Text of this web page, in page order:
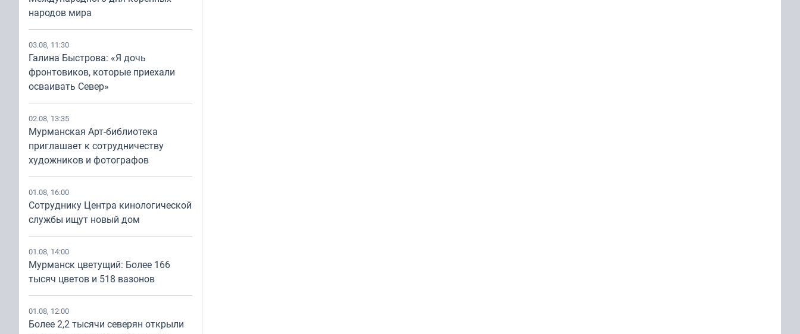
народов мира
03.08, 11:30
Галина Быстрова: «Я дочь
фронтовиков, которые приехали
осваивать Север»
02.08, 13:35
Мурманская Арт-библиотека
приглашает к сотрудничеству
художников и фотографов
01.08, 16:00
Сотруднику Центра кинологической
службы ищут новый дом
01.08, 14:00
Мурманск цветущий: Более 166
тысяч цветов и 518 вазонов
01.08, 12:00
Более 2,2 тысячи северян открыли